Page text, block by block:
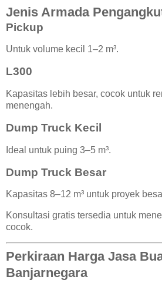
Jenis Armada
Pickup
Untuk volume kecil 1–2 m³.
L300
Kapasitas lebih besar, cocok untuk
menengah.
Dump Truck Kecil
Ideal untuk puing 3–5 m³.
Dump Truck Besar
Kapasitas 8–12 m³ untuk proyek
Konsultasi gratis tersedia untuk
cocok.
Perkiraan Harga Jasa
Banjarnegara